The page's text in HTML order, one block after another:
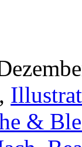
,
&